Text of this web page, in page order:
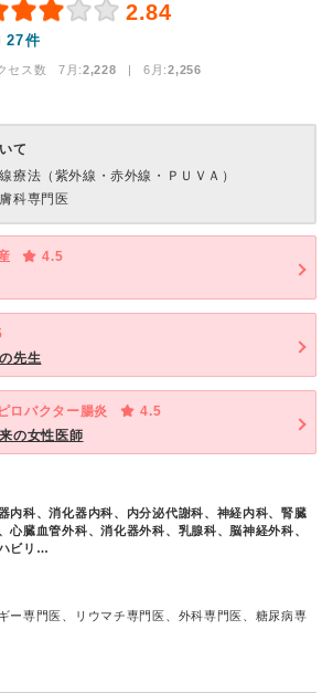
2.84
27件
セス数 7月:2,228 | 6月:2,256
て
療法（紫外線・赤外線・ＰＵＶＡ）
科専門医
4.5
先生
ロバクター腸炎
4.5
の女性医師
内科、消化器内科、内分泌代謝科、神経内科、腎臓
心臓血管外科、消化器外科、乳腺科、脳神経外科、
ビリ…
ー専門医、リウマチ専門医、外科専門医、糖尿病専